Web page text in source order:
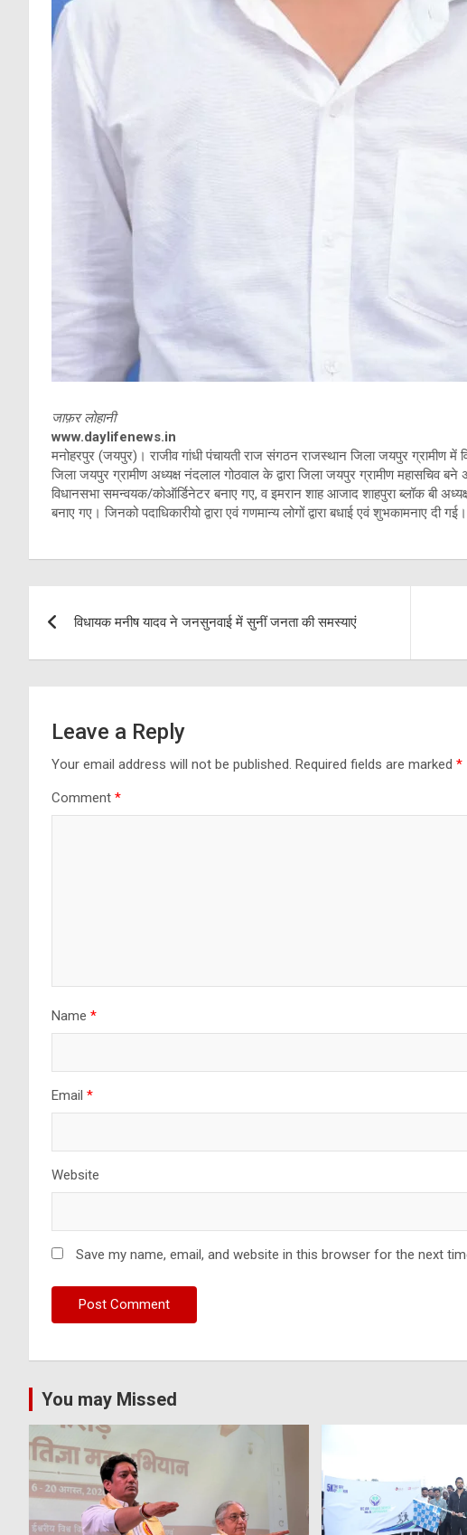
जाफ़र लोहानी
www.daylifenews.in
मनोहरपुर (जयपुर)। राजीव गांधी पंचायती राज संगठन राजस्थान जिला जयपुर ग्रामीण
जिला जयपुर ग्रामीण अध्यक्ष नंदलाल गोठवाल के द्वारा जिला जयपुर ग्रामीण महासचिव
विधानसभा समन्वयक/कोऑर्डिनेटर बनाए गए, व इमरान शाह आजाद शाहपुरा ब्लॉक बी
बनाए गए। जिनको पदाधिकारीयो द्वारा एवं गणमान्य लोगों द्वारा बधाई एवं शुभकामनाए दी गई।
navigation
विधायक मनीष यादव ने जनसुनवाई में सुनीं जनता की समस्याएं
Leave a Reply
Your email address will not be published. Required fields are marked *
Comment *
Name *
Email *
Website
Save my name, email, and website in this browser for the next
You may Missed